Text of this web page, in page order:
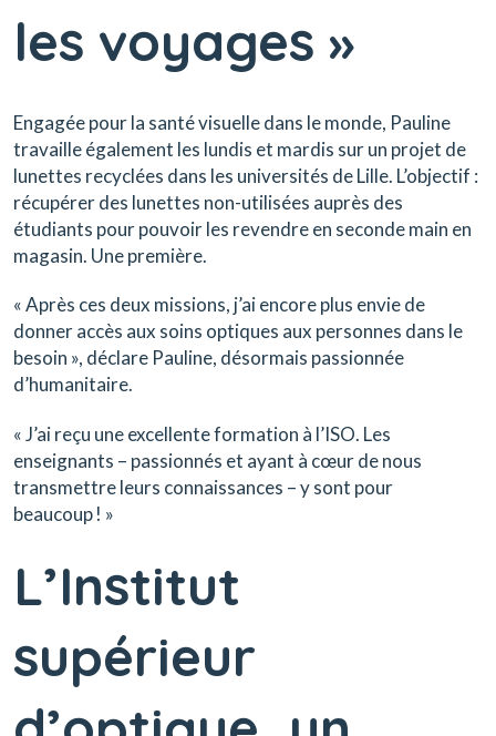
les voyages »
Engagée pour la santé visuelle dans le monde, Pauline
travaille également les lundis et mardis sur un projet de
lunettes recyclées dans les universités de Lille. L’objectif :
récupérer des lunettes non-utilisées auprès des
étudiants pour pouvoir les revendre en seconde main en
magasin. Une première.
« Après ces deux missions, j’ai encore plus envie de
donner accès aux soins optiques aux personnes dans le
besoin », déclare Pauline, désormais passionnée
d’humanitaire.
« J’ai reçu une excellente formation à l’ISO. Les
enseignants – passionnés et ayant à cœur de nous
transmettre leurs connaissances – y sont pour
beaucoup ! »
L’Institut
supérieur